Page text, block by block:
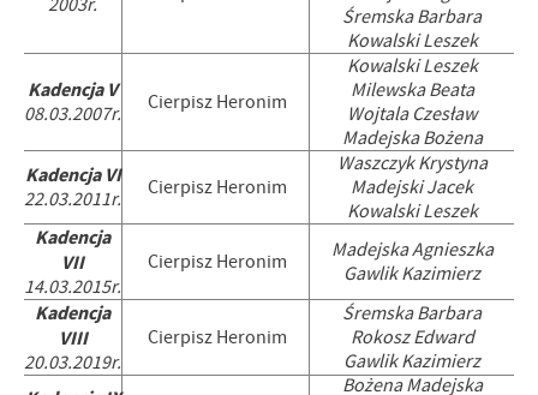
2003r.
Śremska Barbara
Kowalski Leszek
Kadencja V
08.03.2007r. Cierpisz Heronim
Kowalski Leszek
Milewska Beata
Wojtala Czesław
Madejska Bożena
Kadencja VI
22.03.2011r. Cierpisz Heronim
Waszczyk Krystyna
Madejski Jacek
Kowalski Leszek
Kadencja
VII
14.03.2015r.
Cierpisz Heronim
Madejska Agnieszka
Gawlik Kazimierz
Kadencja
VIII
20.03.2019r.
Cierpisz Heronim
Śremska Barbara
Rokosz Edward
Gawlik Kazimierz
Bożena Madejska